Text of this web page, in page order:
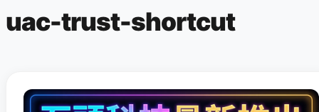
uac-trust-shortcut